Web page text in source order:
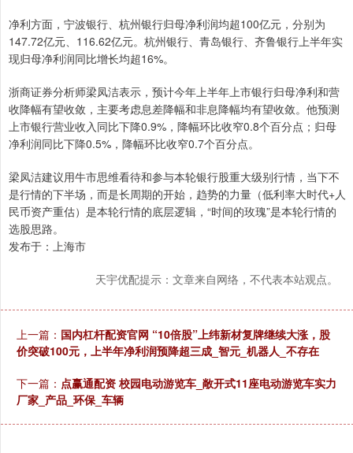
净利方面，宁波银行、杭州银行归母净利润均超100亿元，分别为
147.72亿元、116.62亿元。杭州银行、青岛银行、齐鲁银行上半年实
现归母净利润同比增长均超16%。
浙商证券分析师梁凤洁表示，预计今年上半年上市银行归母净利和营
收降幅有望收敛，主要考虑息差降幅和非息降幅均有望收敛。他预测
上市银行营业收入同比下降0.9%，降幅环比收窄0.8个百分点；归母
净利润同比下降0.5%，降幅环比收窄0.7个百分点。
梁凤洁建议用牛市思维看待和参与本轮银行股重大级别行情，当下不
是行情的下半场，而是长周期的开始，趋势的力量（低利率大时代+人
民币资产重估）是本轮行情的底层逻辑，“时间的玫瑰”是本轮行情的
选股思路。
发布于：上海市
天宇优配提示：文章来自网络，不代表本站观点。
上一篇： 国内杠杆配资官网 “10倍股”上纬新材复牌继续大涨，股
价突破100元，上半年净利润预降超三成_智元_机器人_不存在
下一篇： 点赢通配资 校园电动游览车_敞开式11座电动游览车实力
厂家_产品_环保_车辆